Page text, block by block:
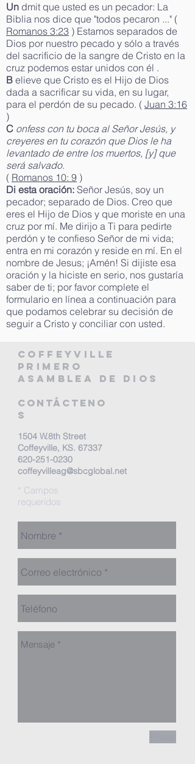
Un dmit que usted es un pecador: La
Biblia nos dice que "todos pecaron ..." (
Romanos 3:23 ) Estamos separados de
Dios por nuestro pecado y sólo a través
del sacrificio de la sangre de Cristo en la
cruz podemos estar unidos con él .
B elieve que Cristo es el Hijo de Dios
dada a sacrificar su vida, en su lugar,
para el perdón de su pecado. ( Juan 3:16
)
C onfess con tu boca al Señor Jesús, y
creyeres en tu corazón que Dios le ha
levantado de entre los muertos, [y] que
será salvado.
( Romanos 10: 9 )
Di esta oración: Señor Jesús, soy un
pecador; separado de Dios. Creo que
eres el Hijo de Dios y que moriste en una
cruz por mí. Me dirijo a Ti para pedirte
perdón y te confieso Señor de mi vida;
entra en mi corazón y reside en mí. En el
nombre de Jesus; ¡Amén! Si dijiste esa
oración y la hiciste en serio, nos gustaría
saber de ti; por favor complete el
formulario en línea a continuación para
que podamos celebrar su decisión de
seguir a Cristo y conciliar con usted.
Coffeyville
primero
Asamblea de Dios
Contácteno
s
1504 W.8th Street
Coffeyville, KS. 67337
620-251-0230
coffeyvilleag@sbcglobal.net
* Campos
requeridos